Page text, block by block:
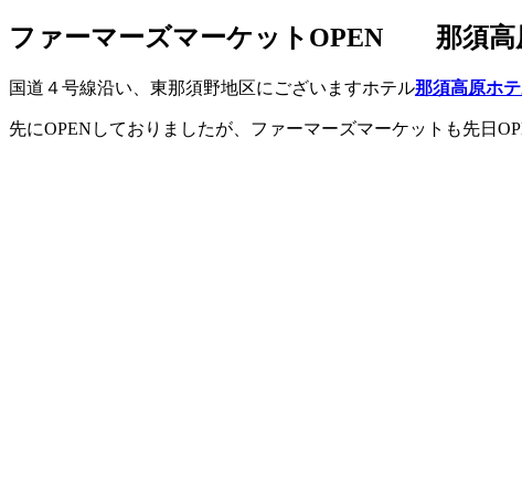
ファーマーズマーケットOPEN 那須高
国道４号線沿い、東那須野地区にございますホテル那須高原ホ
先にOPENしておりましたが、ファーマーズマーケットも先日